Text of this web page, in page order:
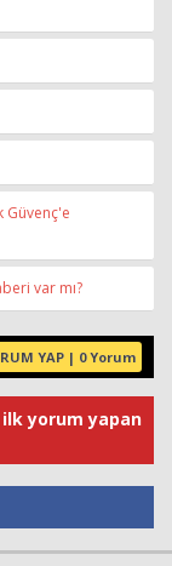
Güvenç'e
var mı?
YAP | 0 Yorum
ilk yorum yapan